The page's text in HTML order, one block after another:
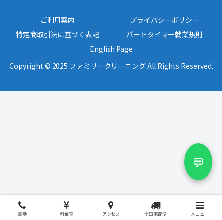
💬
ご利用案内
プライバシーポリシー
特定商取引法に基づく表記
パートタイマー就業規則
English Page
Copyright © 2025 ファミリークリーニング All Rights Reserved.
電話 料金表 アクセス 全国宅配便 メニュー